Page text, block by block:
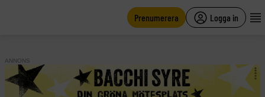
Prenumerera Logga in
ANNONS